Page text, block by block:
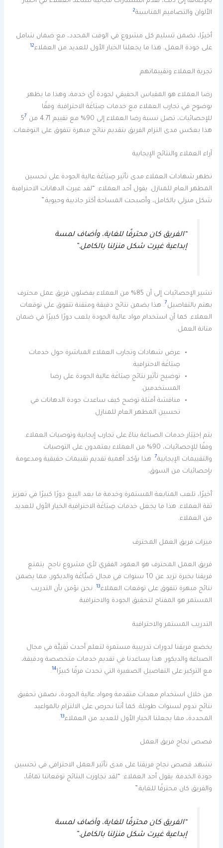
الألوان والتصاميم المناسبة2
.
أخيرًا، نضمن تسليم كل مشروع في الوقت المحدد، مع ضمان شامل
على جودة العمل. هذا ما يجعلنا الخيار الأول للعديد من العملاء12
.
تجربة العملاء وتقييماتهم
رضا العملاء هو المقياس الحقيقي لجودة أي خدمة، وهذا ما يظهر
بوضوح في تجارب العملاء مع خدمات صِبَاغَة الاحترافية. وفقًا
للإحصائيات، تصل نسبة رضا العملاء إلى 90% مع تقييم 4.71 من 5
7
.
هذا يعكس مدى التزام الفريق بتقديم نتائج مبهرة تتفوق على التوقعات.
آراء العملاء والنتائج الإيجابية
تظهر شهادات العملاء مدى تأثير صِبَاغَة عالية الجودة على تحسين
المظهر العام للمنازل. يقول أحد العملاء: “لقد غيرت الدهانات الاحترافية
شكل منزلي بالكامل، وأصبحت المساحة أكثر جاذبية وحيوية.”
“الفريق كان محترفًا للغاية، وأضاف لمسة
إبداعية غيرت شكل منزلنا بالكامل.”
تشير الإحصائيات إلى أن 85% من العملاء يفضلون فريق عمل محترف
يهتم بالتفاصيل7. هذا يضمن نتائج دقيقة ومتقنة تتفوق على توقعات
العملاء. كما أن استخدام مواد عالية الجودة يلعب دورًا كبيرًا في ضمان
متانة العمل.
عرض شهادات وتجارب العملاء المباشرة حول خدمات
صِبَاغَة الاحترافية.
توضيح تأثير نتائج صِبَاغَة عالية الجودة على رضا
المستخدمين.
مناقشة أمثلة توضح كيف ساعدت جودة الدهانات في
تحسين المظهر العام للمنازل.
يتم اِختِيَار خدمات الصباغة بناءً على تجارب إيجابية وتوصيات العملاء.
وفقًا للإحصائيات، 90% من العملاء يعتمدون على التوصيات
والتقييمات الإيجابية7. هذا يؤكد أهمية تقديم تقييمات حقيقية ومدعومة
بإحصائيات من السوق.
أخيرًا، تلعب المتابعة المستمرة وخدمة ما بعد البيع دورًا كبيرًا في تعزيز
ثقة العملاء. هذا ما يجعل خدمات صِبَاغَة الاحترافية الخيار الأول للعديد
من العملاء.
ميزات فريق العمل المحترف
فريق العمل المحترف هو العمود الفقري لأي مشروع ناجح. يتمتع
فريقنا بخبرة تزيد عن 10 سنوات في مجال صَبَّاغَة والديكور، مما يضمن
نتائج مبهرة تتفوق على توقعات العملاء13. نحن نؤمن بأن التدريب
المستمر هو المفتاح لتحقيق الجودة والاحترافية.
التدريب المستمر والاحترافية
يخضع فريقنا لدورات تدريبية مستمرة لتعلم أحدث تَقنِيَّة في مجال
الصباغة والديكور. هذا يساعدنا في تقديم خدمات متخصصة ودقيقة،
مع التركيز على التفاصيل الصغيرة التي تحدث فرقًا كبيرًا14
.
من خلال استخدام معدات متقدمة ومواد عالية الجودة، نضمن تحقيق
نتائج تدوم لسنوات طويلة. كما أننا نحرص على الالتزام بالمواعيد
المحددة، مما يجعلنا الخيار الأول للعديد من العملاء13
.
قصص نجاح فريق العمل
تشهد قصص نجاح فريقنا على مدى تأثير العمل الاحترافي في تحسين
جودة الخدمة. يقول أحد العملاء: “لقد تجاوزت النتائج توقعاتنا تمامًا،
والفريق كان محترفًا للغاية.”
“الفريق كان محترفًا للغاية، وأضاف لمسة
إبداعية غيرت شكل منزلنا بالكامل.”